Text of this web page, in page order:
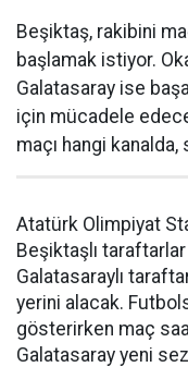
Beşiktaş, rakibini
başlamak istiyor.
Galatasaray ise
için mücadele
maçı hangi
Atatürk Olimpiyat
Beşiktaşlı
Galatasaraylı
yerini alacak.
gösterirken maç
Galatasaray yeni